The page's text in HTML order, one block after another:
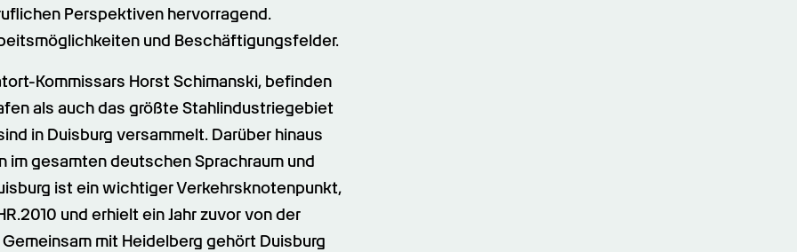
Perspektiven hervorragend.
und Beschäftigungsfelder.
Kommissars Horst Schimanski, befinden
als auch das größte Stahlindustriegebiet
in Duisburg versammelt. Darüber hinaus
gesamten deutschen Sprachraum und
ist ein wichtiger Verkehrsknotenpunkt,
und erhielt ein Jahr zuvor von der
mit Heidelberg gehört Duisburg